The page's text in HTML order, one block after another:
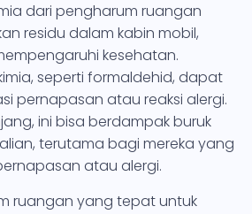
dari pengharum ruangan
residu dalam kabin mobil,
kesehatan.
seperti formaldehid, dapat
pernapasan atau reaksi alergi.
ini bisa berdampak buruk
terutama bagi mereka yang
atau alergi.
ruangan yang tepat untuk